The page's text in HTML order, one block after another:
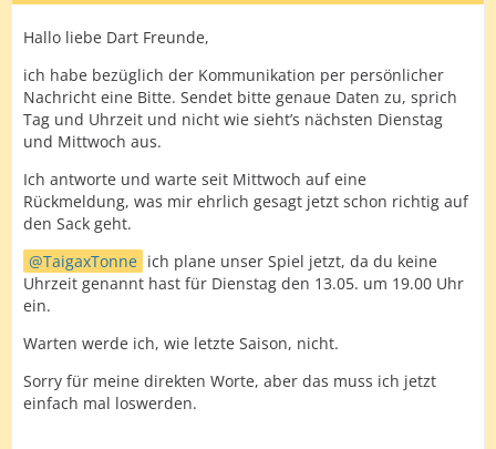
Hallo liebe Dart Freunde,
ich habe bezüglich der Kommunikation per persönlicher
Nachricht eine Bitte. Sendet bitte genaue Daten zu, sprich
Tag und Uhrzeit und nicht wie sieht’s nächsten Dienstag
und Mittwoch aus.
Ich antworte und warte seit Mittwoch auf eine
Rückmeldung, was mir ehrlich gesagt jetzt schon richtig auf
den Sack geht.
TaigaxTonne ich plane unser Spiel jetzt, da du keine
Uhrzeit genannt hast für Dienstag den 13.05. um 19.00 Uhr
ein.
Warten werde ich, wie letzte Saison, nicht.
Sorry für meine direkten Worte, aber das muss ich jetzt
einfach mal loswerden.